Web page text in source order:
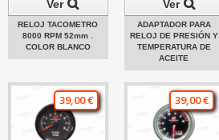
Ver
RELOJ TACOMETRO
8000 RPM 52mm .
COLOR BLANCO
Ver
ADAPTADOR PARA
RELOJ DE PRESIÓN Y
TEMPERATURA DE
ACEITE
39,00 € 39,00 €